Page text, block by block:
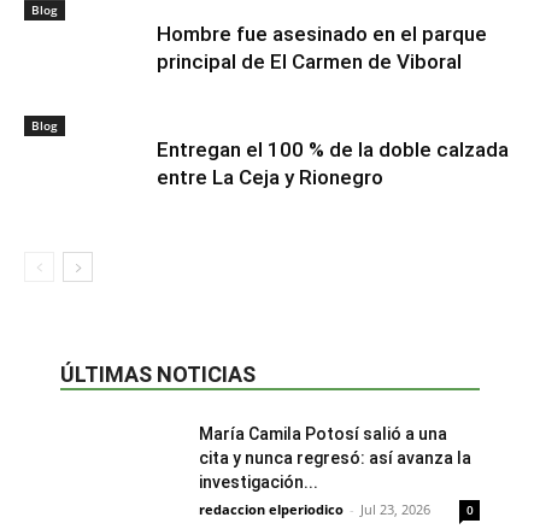
Blog
Hombre fue asesinado en el parque
principal de El Carmen de Viboral
Blog
Entregan el 100 % de la doble calzada
entre La Ceja y Rionegro
ÚLTIMAS NOTICIAS
María Camila Potosí salió a una
cita y nunca regresó: así avanza la
investigación...
redaccion elperiodico - Jul 23, 2026 0